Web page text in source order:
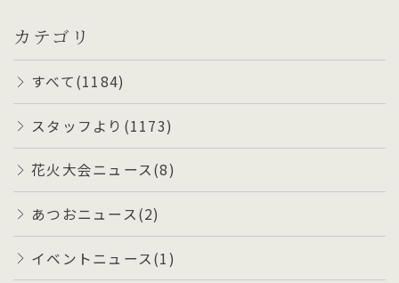
カテゴリ
すべて(1184)
スタッフより(1173)
花火大会ニュース(8)
あつおニュース(2)
イベントニュース(1)